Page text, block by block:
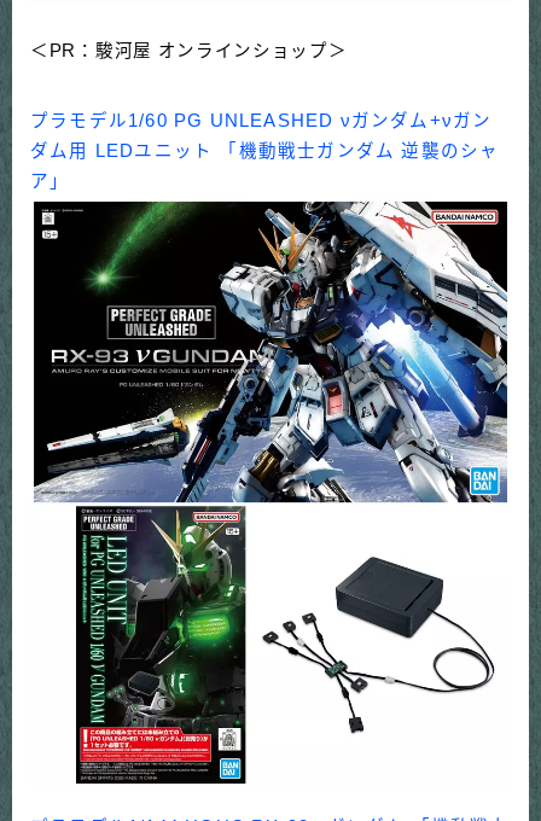
＜PR：駿河屋 オンラインショップ＞
プラモデル1/60 PG UNLEASHED νガンダム+νガン
ダム用 LEDユニット 「機動戦士ガンダム 逆襲のシャ
ア」